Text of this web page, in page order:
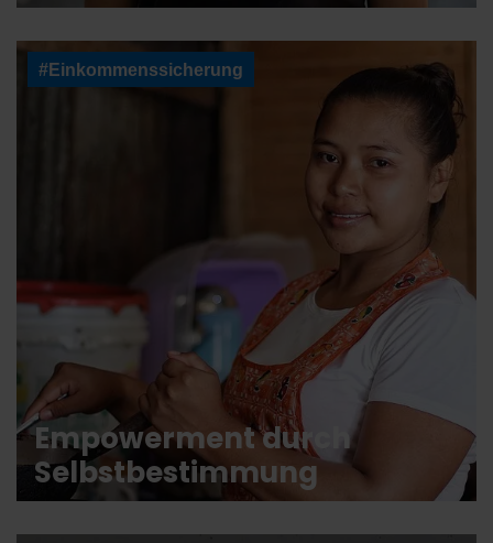
#Einkommenssicherung
Empowerment durch
Selbstbestimmung